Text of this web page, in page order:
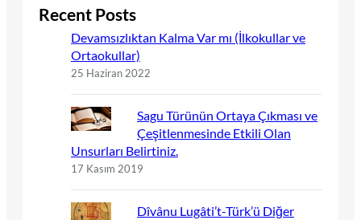
Recent Posts
Devamsızlıktan Kalma Var mı (İlkokullar ve
Ortaokullar)
25 Haziran 2022
Sagu Türünün Ortaya Çıkması ve
Çeşitlenmesinde Etkili Olan
Unsurları Belirtiniz.
17 Kasım 2019
Dîvânu Lugâti’t-Türk’ü Diğer